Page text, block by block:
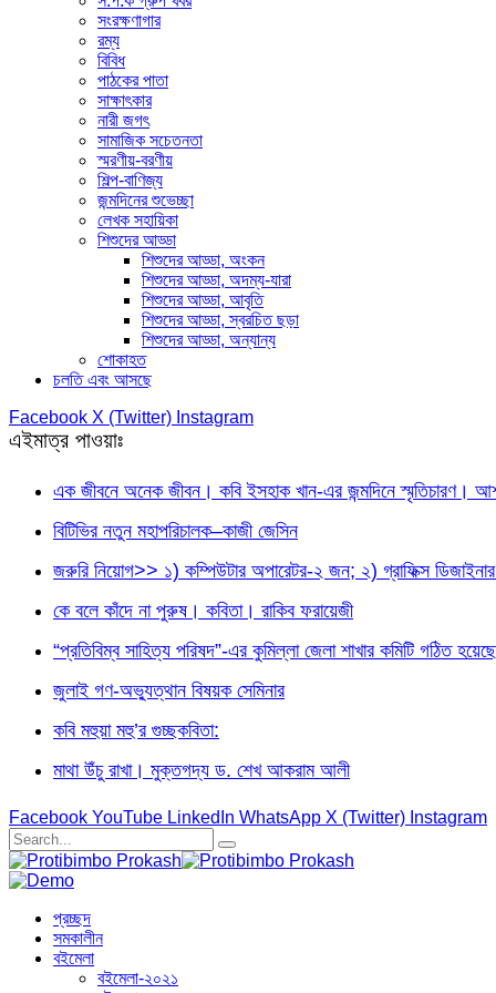
সংরক্ষণাগার
রম্য
বিবিধ
পাঠকের পাতা
সাক্ষাৎকার
নারী জগৎ
সামাজিক সচেতনতা
স্মরণীয়-বরণীয়
শিল্প-বাণিজ্য
জন্মদিনের শুভেচ্ছা
লেখক সহায়িকা
শিশুদের আড্ডা
শিশুদের আড্ডা, অংকন
শিশুদের আড্ডা, অদম্য-যারা
শিশুদের আড্ডা, আবৃতি
শিশুদের আড্ডা, স্বরচিত ছড়া
শিশুদের আড্ডা, অন্যান্য
শোকাহত
চলতি এবং আসছে
Facebook X (Twitter) Instagram
এইমাত্র পাওয়াঃ
এক জীবনে অনেক জীবন। কবি ইসহাক খান-এর জন্মদিনে স্মৃতিচারণ।
বিটিভির নতুন মহাপরিচালক–কাজী জেসিন
জরুরি নিয়োগ>> ১) কম্পিউটার অপারেটর-২ জন; ২) গ্রাফিক্স
কে বলে কাঁদে না পুরুষ। কবিতা। রাকিব ফরায়েজী
“প্রতিবিম্ব সাহিত্য পরিষদ”-এর কুমিল্লা জেলা শাখার কমিটি গঠিত হয়েছে
জুলাই গণ-অভ্যুত্থান বিষয়ক সেমিনার
কবি মহুয়া মহু’র গুচ্ছকবিতা:
মাথা উঁচু রাখা। মুক্তগদ্য ড. শেখ আকরাম আলী
Facebook YouTube LinkedIn WhatsApp X (Twitter) Instagram
প্রচ্ছদ
সমকালীন
বইমেলা
বইমেলা-২০২১